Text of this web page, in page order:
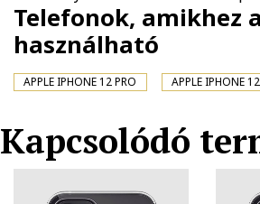
Telefonok, amikhez
használható
APPLE IPHONE 12 PRO APPLE IPHONE 12
Kapcsolódó